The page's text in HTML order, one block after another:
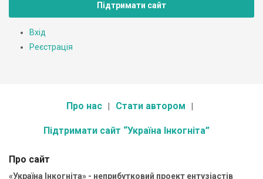
Підтримати сайт
Вхід
Реєстрація
Про нас Стати автором
Підтримати сайт “Україна Інкогніта”
Про сайт
«Україна Інкогніта» - неприбутковий проект ентузіастів